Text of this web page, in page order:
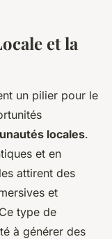
et la
un pilier pour le
locales.
et en
attirent des
et
type de
à générer des